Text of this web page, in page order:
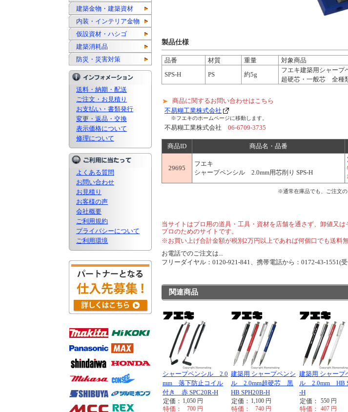
建築金物・建築資材
内装・インテリア金物
仮設資材・ハシゴ
建築消耗品
防災・災害対策
送料・納期・配送
ご注文・お見積り
お支払い・書類発行
変更・返品・交換
表示価格について
修理について
よくある質問
お問い合わせ
お見積り
お客様の声
会社概要
ご利用規約
プライバシーについて
ご利用環境
製品仕様
品番 材質 重量
対象商品
SPS-H
PS 約5g
フエキ建築用シャープ
超硬芯・一般芯 全種
商品に関するお問い合わせはこちら
不易糊工業株式会社
※フエキのホームページに移動します。
不易糊工業株式会社 06-6709-3735
商品ID 商品名・品番
29695
フエキ
シャープペンシル 2.0mm用芯削り SPS-H
※通常在庫品でも、ご注文の
当サイトはプロ用の道具・工具・資材を店舗を通さず、卸値又は
プロのためのサイトです。
※お買い上げ合計金額が税別2万円以上であれば何個口でも送料
お電話でのご注文は...
フリーダイヤル：0120-921-841、携帯電話から：0172-43-
関連商品
シャープペンシル 2.0
mm 落下防止コイル
付き 赤 SPC20R-H
定価： 1,050 円
特価： 700 円
建築用 シャープペンシ
ル 2.0mm超硬芯 黒
HB SPH20B-H
定価： 1,100 円
特価： 740 円
建築用 シャープ
ル 2.0mm HB
-H
定価：
550 円
特価： 407 円